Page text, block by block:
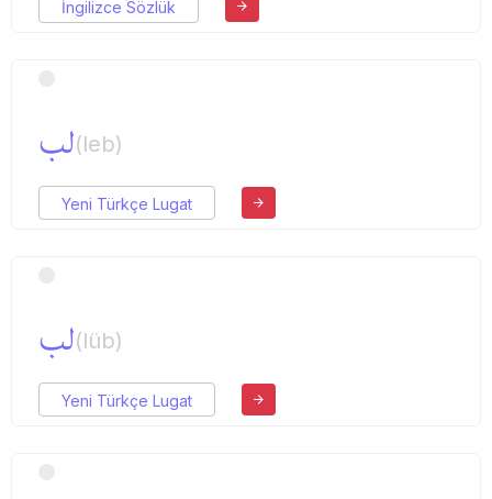
İngilizce Sözlük
لب(leb)
Yeni Türkçe Lugat
لب(lüb)
Yeni Türkçe Lugat